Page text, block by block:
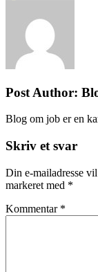
Post Author:
Blog om job er en
Skriv et svar
Din e-mailadresse
markeret med *
Kommentar *